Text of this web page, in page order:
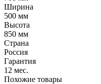
Ширина
500 мм
Высота
850 мм
Страна
Россия
Гарантия
12 мес.
Похожие товары